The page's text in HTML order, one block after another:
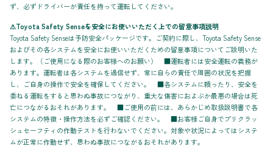
ず、必ずドライバーが責任を持って運転してください。
⚠Toyota Safety Senseを安全にお使いいただく上での留意事項説明
Toyota Safety Senseは予防安全パッケージです。ご契約に際し、Toyota Safety Sense
およびその各システムを安全にお使いいただくための留意事項についてご説明いた
します。（ご使用になる際のお客様へのお願い） ■運転者には安全運転の義務が
あります。運転者は各システムを過信せず、常に自らの責任で周囲の状況を把握
し、ご自身の操作で安全を確保してください。 ■各システムに頼ったり、安全を
委ねる運転をすると思わぬ事故につながり、重大な傷害におよぶか最悪の場合は死
亡につながるおそれがあります。 ■ご使用の前には、あらかじめ取扱説明書で各
システムの特徴・操作方法を必ずご確認ください。 ■お客様ご自身でプリクラッ
シュセーフティの作動テストを行わないでください。対象や状況によってはシステ
ムが正常に作動せず、思わぬ事故につながるおそれがあります。